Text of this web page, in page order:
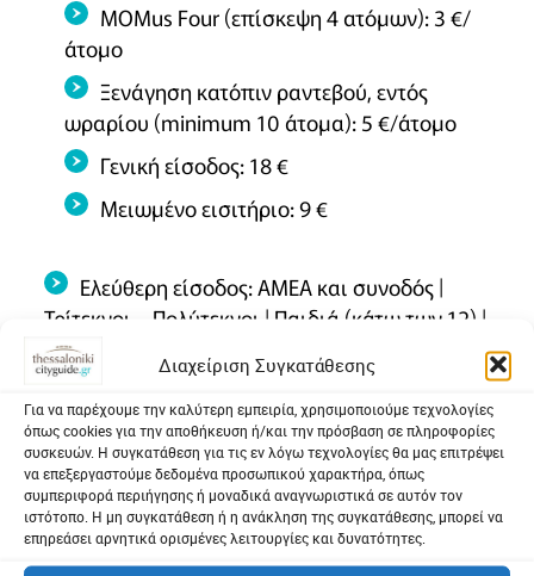
Διαχείριση Συγκατάθεσης
Για να παρέχουμε την καλύτερη εμπειρία, χρησιμοποιούμε τεχνολογίες
όπως cookies για την αποθήκευση ή/και την πρόσβαση σε πληροφορίες
συσκευών. Η συγκατάθεση για τις εν λόγω τεχνολογίες θα μας επιτρέψει
να επεξεργαστούμε δεδομένα προσωπικού χαρακτήρα, όπως
συμπεριφορά περιήγησης ή μοναδικά αναγνωριστικά σε αυτόν τον
ιστότοπο. Η μη συγκατάθεση ή η ανάκληση της συγκατάθεσης, μπορεί να
επηρεάσει αρνητικά ορισμένες λειτουργίες και δυνατότητες.
MOMus Four (επίσκεψη 4 ατόμων): 3 €/
άτομο
Ξενάγηση κατόπιν ραντεβού, εντός
ωραρίου (minimum 10 άτομα): 5 €/άτομο
Γενική είσοδος: 18 €
Μειωμένο εισιτήριο: 9 €
Ελεύθερη είσοδος: ΑΜΕΑ και συνοδός |
Τρίτεκνοι – Πολύτεκνοι | Παιδιά (κάτω των 12) |
Φοιτητές Σχολής Καλών Τεχνών, Ιστορίας &
Αρχαιολογίας, Αρχιτεκτονικής, Συντήρησης
Έργων Τέχνης, Ξεναγών Ε.Ο.Τ. | Καθηγητές
Ιστορίας της Τέχνης, Καθηγητές Αρχιτεκτονικής,
Καθηγητές Σχολής Καλών Τεχνών | Κάτοχοι
κάρτας Ελευθέρας Εισόδου | Μέλη Επιμελητηρίου
Εικαστικών Τεχνών Ελλάδος, Ε.Ε, Ε.Ο.Χ |
Δημοσιογράφοι | Υπηρετούντες τη στρατιωτική